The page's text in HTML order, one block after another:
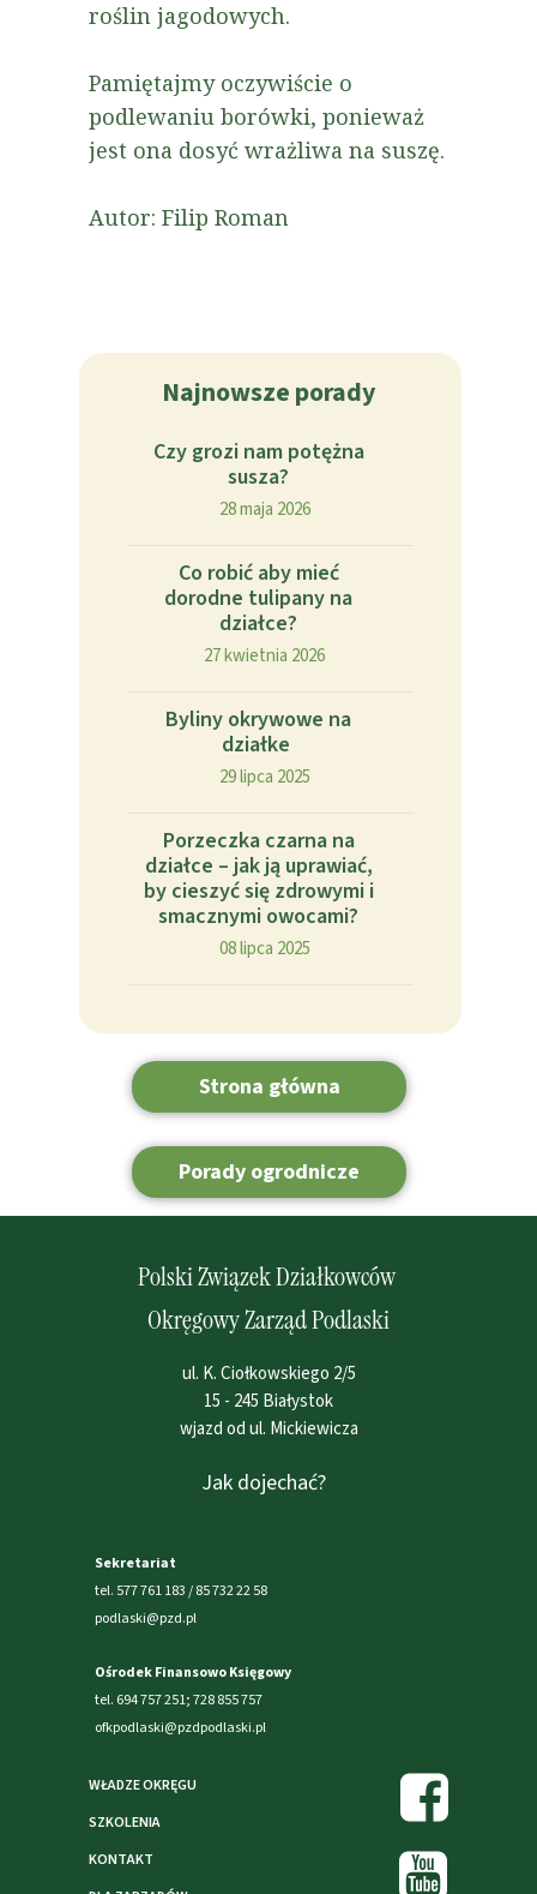
Porady ogrodnicze
Najnowsze porady
Czy grozi nam potężna
susza?
28 maja 2026
Co robić aby mieć
dorodne tulipany na
działce?
27 kwietnia 2026
Byliny okrywowe na
działke
29 lipca 2025
Porzeczka czarna na
działce – jak ją uprawiać,
by cieszyć się zdrowymi i
smacznymi owocami?
08 lipca 2025
Strona główna
roślin jagodowych.
Pamiętajmy oczywiście o
podlewaniu borówki, ponieważ
jest ona dosyć wrażliwa na suszę.
Autor: Filip Roman
Jak dojechać?
Polski Związek Działkowców
Okręgowy Zarząd Podlaski
ul. K. Ciołkowskiego 2/5
15 - 245 Białystok
wjazd od ul. Mickiewicza
Sekretariat
tel. 577 761 183 / 85 732 22 58
podlaski@pzd.pl
Ośrodek Finansowo Księgowy
tel. 694 757 251; 728 855 757
ofkpodlaski@pzdpodlaski.pl
WŁADZE OKRĘGU
SZKOLENIA
KONTAKT